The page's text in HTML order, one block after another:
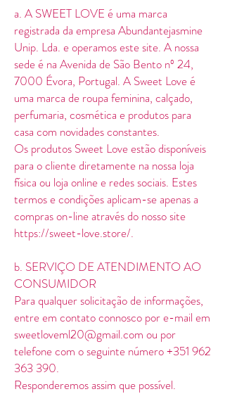
a. A SWEET LOVE é uma marca
registrada da empresa Abundantejasmine
Unip. Lda. e operamos este site. A nossa
sede é na Avenida de São Bento nº 24,
7000 Évora, Portugal. A Sweet Love é
uma marca de roupa feminina, calçado,
perfumaria, cosmética e produtos para
casa com novidades constantes.
Os produtos Sweet Love estão disponíveis
para o cliente diretamente na nossa loja
física ou loja online e redes sociais. Estes
termos e condições aplicam-se apenas a
compras on-line através do nosso site
https://sweet-love.store/.
b. SERVIÇO DE ATENDIMENTO AO
CONSUMIDOR
Para qualquer solicitação de informações,
entre em contato connosco por e-mail em
sweetloveml20@gmail.com ou por
telefone com o seguinte número +351 962
363 390.
Responderemos assim que possível.